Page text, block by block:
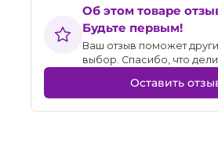
Об этом товаре
Будьте первым!
Ваш отзыв поможет
выбор. Спасибо, что
Оставить